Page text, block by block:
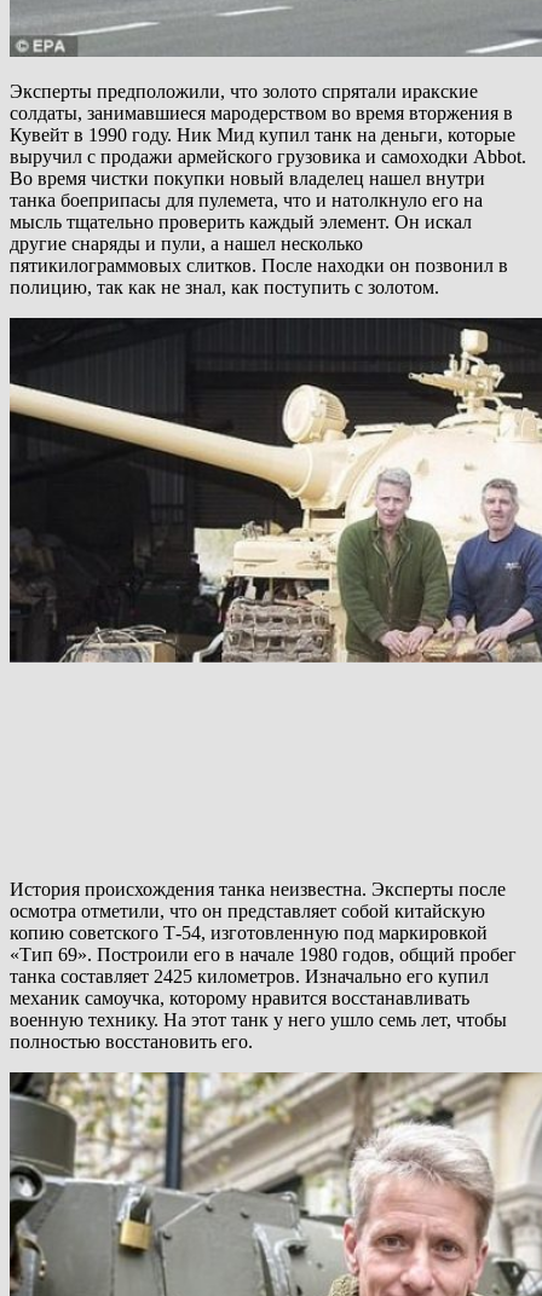
Эксперты предположили, что золото спрятали иракские
солдаты, занимавшиеся мародерством во время вторжения в
Кувейт в 1990 году. Ник Мид купил танк на деньги, которые
выручил с продажи армейского грузовика и самоходки Abbot.
Во время чистки покупки новый владелец нашел внутри
танка боеприпасы для пулемета, что и натолкнуло его на
мысль тщательно проверить каждый элемент. Он искал
другие снаряды и пули, а нашел несколько
пятикилограммовых слитков. После находки он позвонил в
полицию, так как не знал, как поступить с золотом.
История происхождения танка неизвестна. Эксперты после
осмотра отметили, что он представляет собой китайскую
копию советского Т-54, изготовленную под маркировкой
«Тип 69». Построили его в начале 1980 годов, общий пробег
танка составляет 2425 километров. Изначально его купил
механик самоучка, которому нравится восстанавливать
военную технику. На этот танк у него ушло семь лет, чтобы
полностью восстановить его.